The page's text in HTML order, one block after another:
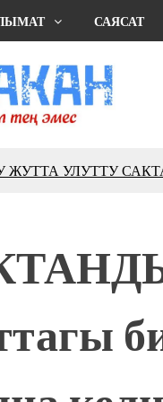
САЯСАТ
ЖУТТА УЛУТТУ
САЛЯНОВА: "Кыргыз
болуп
ЖАПАРОВ:
улуу көч уланышы үчүн
жолугушууга келиңиз!